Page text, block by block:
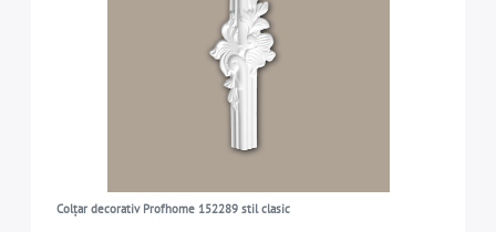
Colțar decorativ Profhome 152289 stil clasic